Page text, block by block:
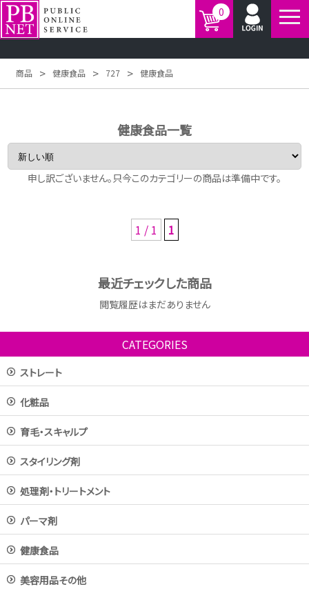
0
商品 > 健康食品 > 727 > 健康食品
健康食品一覧
申し訳ございません。只今このカテゴリーの商品は準備中です。
1 / 1 1
最近チェックした商品
閲覧履歴はまだありません
CATEGORIES
ストレート
化粧品
育毛・スキャルプ
スタイリング剤
処理剤・トリートメント
パーマ剤
健康食品
美容用品その他